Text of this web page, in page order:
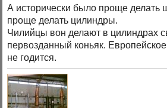
А исторически было проще делать
проще делать цилиндры.
Чилийцы вон делают в цилиндрах
первозданный коньяк.
не годится.